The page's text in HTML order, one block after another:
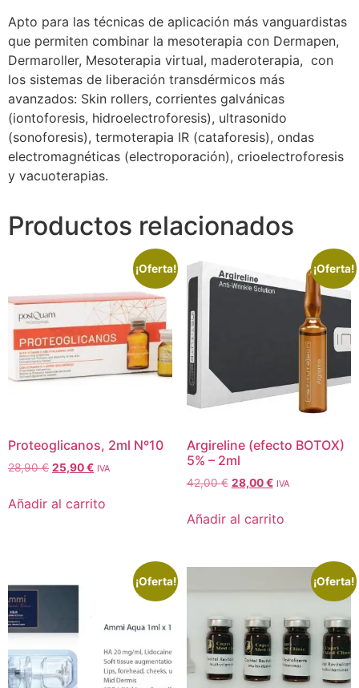
Apto para las técnicas de aplicación más vanguardistas
que permiten combinar la mesoterapia con Dermapen,
Dermaroller, Mesoterapia virtual, maderoterapia, con
los sistemas de liberación transdérmicos más
avanzados: Skin rollers, corrientes galvánicas
(iontoforesis, hidroelectroforesis), ultrasonido
(sonoforesis), termoterapia IR (cataforesis), ondas
electromagnéticas (electroporación), crioelectroforesis
y vacuoterapias.
Productos relacionados
¡Oferta!
Proteoglicanos, 2ml Nº10
28,90€ 25,90€ IVA
Añadir al carrito
¡Oferta!
Argireline (efecto BOTOX)
5% – 2ml
42,00€ 28,00€ IVA
Añadir al carrito
¡Oferta! ¡Oferta!